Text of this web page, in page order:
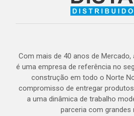
Com mais de 40 anos de Mercado,
é uma empresa de referência no
construção em todo o Norte
compromisso de entregar
a uma dinâmica de trabalho
parceria com grandes